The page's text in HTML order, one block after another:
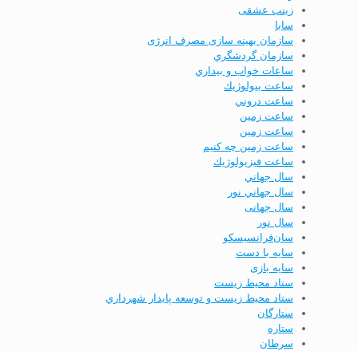
زینب عشقی
سابا
سازمان بهینه­ سازی مصرف انرژی
سازمان گردشگري
ساعات خواب و بيداري
ساعت بيولوژيك
ساعت دروني
ساعت زمين
ساعت زمین
ساعت زمین چه کنیم
ساعت فيزيولوژيك
سال جهاني
سال جهاني نور
سال جهانی
سال نور
سان‌فرانسیسکو
سایه با دست
سایه بازی
ستاد محيط زيست
ستاد محيط زيست و توسعه پايدار شهرداري
ستارگان
ستاره
سرطان